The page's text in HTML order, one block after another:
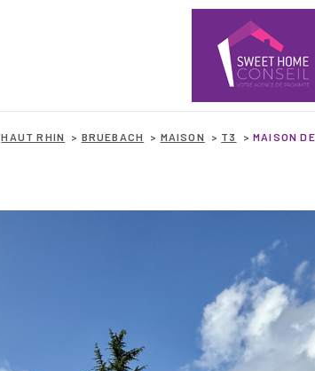
HAUT RHIN BRUEBACH MAISON T3 MAISON